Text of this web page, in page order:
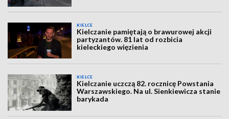
KIELCE
Kielczanie pamiętają o brawurowej akcji
partyzantów. 81 lat od rozbicia
kieleckiego więzienia
KIELCE
Kielczanie uczczą 82. rocznicę Powstania
Warszawskiego. Na ul. Sienkiewicza stanie
barykada